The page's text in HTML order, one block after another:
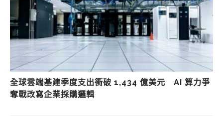
全球雲端基建季度支出衝破 1,434 億美元 AI 算力爭
奪戰改寫企業採購邏輯